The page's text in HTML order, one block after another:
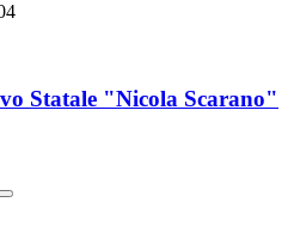
Statale "Nicola Scarano"